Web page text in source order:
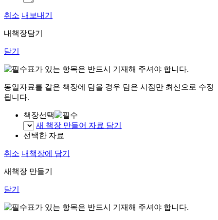
취소 내보내기
내책장담기
닫기
표가 있는 항목은 반드시 기재해 주셔야 합니다.
동일자료를 같은 책장에 담을 경우 담은 시점만 최신으로 수정
됩니다.
책장선택
새 책장 만들어 자료 담기
선택한 자료
취소 내책장에 담기
새책장 만들기
닫기
표가 있는 항목은 반드시 기재해 주셔야 합니다.